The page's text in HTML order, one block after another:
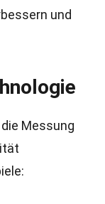
und
Messung